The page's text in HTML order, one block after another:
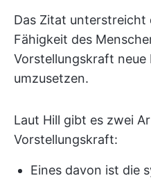
Das Zitat unterstreicht
Fähigkeit des
Vorstellungskraft
umzusetzen.
Laut Hill gibt es zwei
Vorstellungskraft:
Eines davon ist die